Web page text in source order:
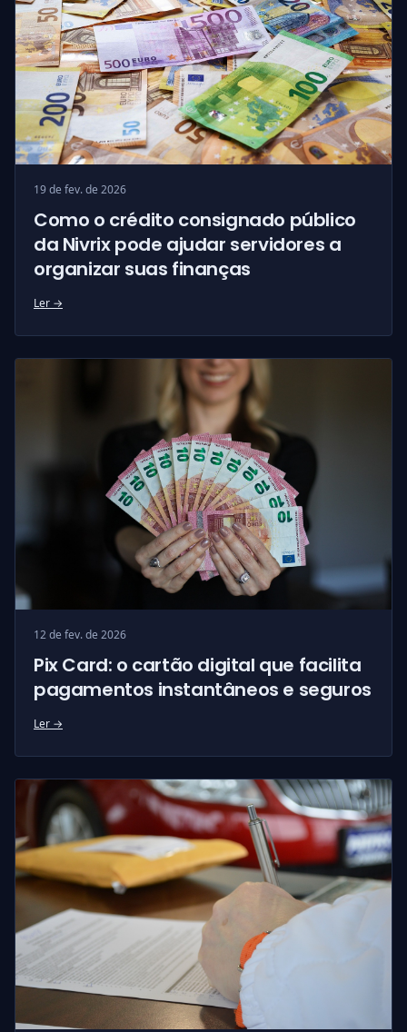
19 de fev. de 2026
Como o crédito consignado público
da Nivrix pode ajudar servidores a
organizar suas finanças
Ler →
12 de fev. de 2026
Pix Card: o cartão digital que facilita
pagamentos instantâneos e seguros
Ler →